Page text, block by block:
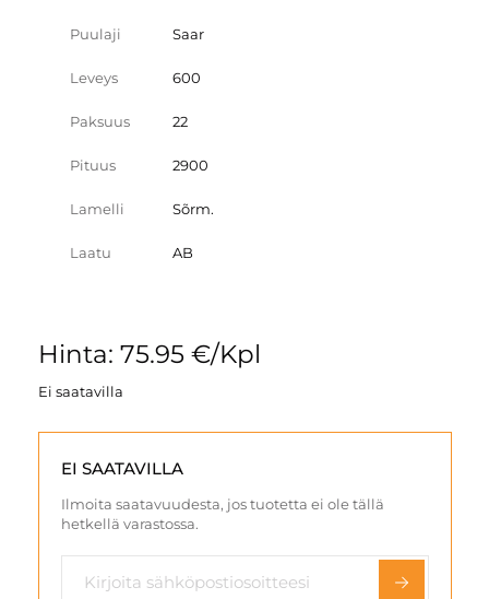
Puulaji Saar
Leveys 600
Paksuus 22
Pituus 2900
Lamelli Sõrm.
Laatu AB
Hinta: 75.95 €/Kpl
Ei saatavilla
EI SAATAVILLA
Ilmoita saatavuudesta, jos tuotetta ei ole tällä
hetkellä varastossa.